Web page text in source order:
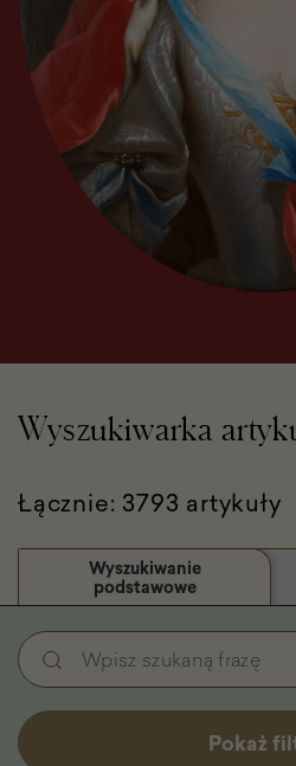
Wyszukiwarka
Łącznie: 3793 artykuły
Wyszukiwanie
podstawowe
Wyszukiwanie
podstawowe
-
Filtry
Wpisz
szukaną
frazę
Pokaż